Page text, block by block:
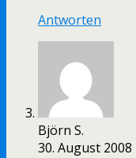
Antworten
Björn S.
30. August 2008